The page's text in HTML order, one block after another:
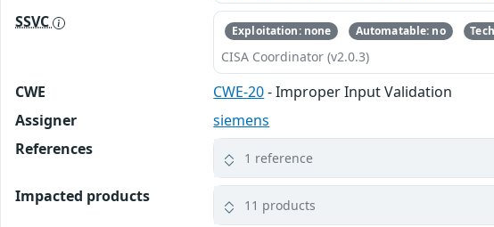
SSVC Exploitation: none Automatable: no
CISA Coordinator (v2.0.3)
CWE CWE-20- Improper Input Validation
Assigner
siemens
References
1 reference
Impacted products 11 products